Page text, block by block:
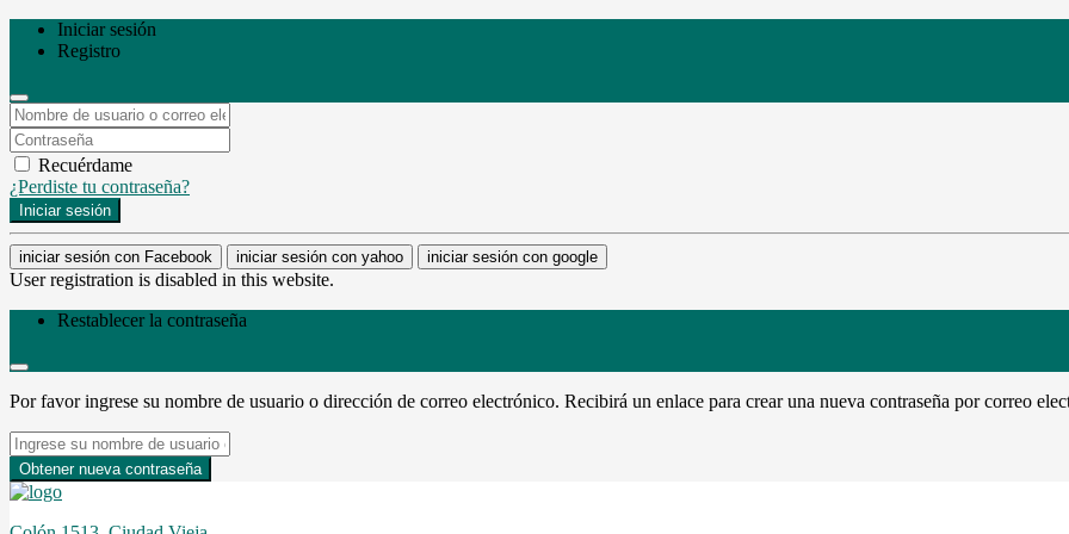
Iniciar sesión
Registro
Recuérdame
¿Perdiste tu contraseña?
Iniciar sesión
iniciar sesión con Facebook iniciar sesión con yahoo iniciar sesión con google
User registration is disabled in this website.
Restablecer la contraseña
Por favor ingrese su nombre de usuario o dirección de correo electrónico. Recibirá un enlace para crear una nueva contraseña por correo
Obtener nueva contraseña